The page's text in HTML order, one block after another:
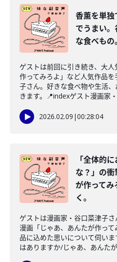
香薫を単
でうまい
な食べもの。
ゲストは前回に引き続き、大
作ってみろよ」など人気作品
子さん。好きな食べ物や生活
きます。📍indexゲスト漫画家
2026.02.09 |00:28:04
「全体的
な？」の
が作って
く。
ゲストは漫画家・谷口菜津子
漫画「じゃあ、あんたが作っ
品に込めた思いについて伺い
はありますか/じゃあ、あんた